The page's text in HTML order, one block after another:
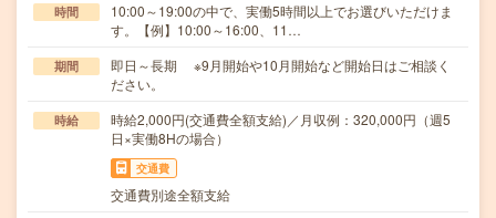
時間
10:00～19:00の中で、実働5時間以上でお選びいただけま
す。【例】10:00～16:00、11…
期間
即日～長期 ※9月開始や10月開始など開始日はご相談く
ださい。
時給
時給2,000円(交通費全額支給)／月収例：320,000円（週5
日×実働8Hの場合）
交通費
交通費別途全額支給